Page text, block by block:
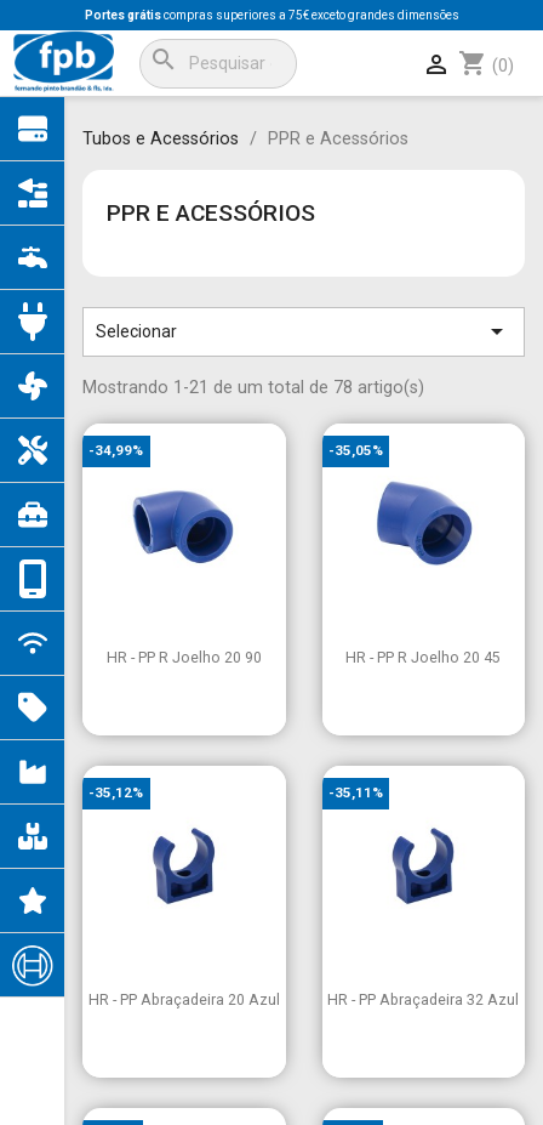
Portes grátiscompras superiores a 75€ exceto grandes dimensões
search shopping_cart (0)

Tubos e Acessórios PPR e Acessórios
PPR E ACESSÓRIOS
Selecionar 
Mostrando 1-21 de um total de 78 artigo(s)
Vista rápida
HR - PP R Joelho 20 90
-34,99%
Vista rápida
HR - PP R Joelho 20 45
-35,05%
Vista rápida
HR - PP Abraçadeira 20 Azul
-35,12%
Vista rápida
HR - PP Abraçadeira 32 Azul
-35,11%